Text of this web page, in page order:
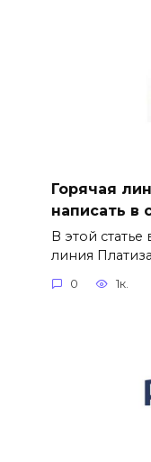
Горячая
написать в
В этой статье
линия
0 1к.